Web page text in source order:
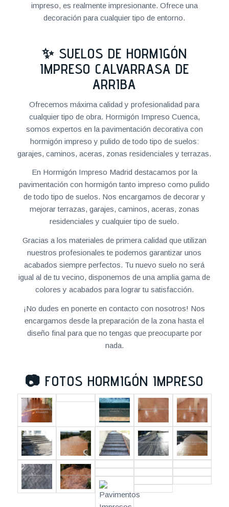
impreso, es realmente impresionante. Ofrece una
decoración para cualquier tipo de entorno.
✨ SUELOS DE HORMIGÓN
IMPRESO CALVARRASA DE
ARRIBA
Ofrecemos máxima calidad y profesionalidad para
cualquier tipo de obra. Hormigón Impreso Cuenca,
somos expertos en la pavimentación decorativa con
hormigón impreso y pulido de todo tipo de suelos:
garajes, caminos, aceras, zonas residenciales y terrazas.
En Hormigón Impreso Madrid destacamos por la
pavimentación con hormigón tanto impreso como pulido
de todo tipo de suelos. Nos encargamos de decorar y
mejorar terrazas, garajes, caminos, aceras, zonas
residenciales y cualquier tipo de suelo.
Gracias a los materiales de primera calidad que utilizan
nuestros profesionales te podemos garantizar unos
acabados siempre perfectos. Tu nuevo suelo no será
igual al de tu vecino, disponemos de una amplia gama de
colores y acabados para lograr tu satisfacción.
¡No dudes en ponerte en contacto con nosotros! Nos
encargamos desde la preparación de la zona hasta el
diseño final para que no tengas que preocuparte por
nada.
📷 FOTOS HORMIGÓN IMPRESO